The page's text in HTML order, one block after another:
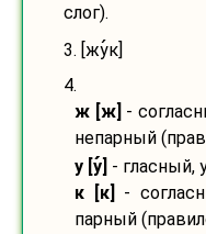
слог).
3. [жук]
4.
ж [ж] -
непарный
у [у - гласный,
к [к]
-
парный